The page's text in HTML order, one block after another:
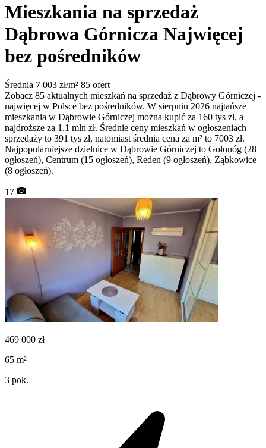
Mieszkania na sprzedaż
Dąbrowa Górnicza Najwięcej
bez pośredników
Średnia 7 003 zł/m² 85 ofert
Zobacz 85 aktualnych mieszkań na sprzedaż z Dąbrowy Górniczej -
najwięcej w Polsce bez pośredników. W sierpniu 2026 najtańsze
mieszkania w Dąbrowie Górniczej można kupić za 160 tys zł, a
najdroższe za 1.1 mln zł. Średnie ceny mieszkań w ogłoszeniach
sprzedaży to 391 tys zł, natomiast średnia cena za m² to 7003 zł.
Najpopularniejsze dzielnice w Dąbrowie Górniczej to Gołonóg (28
ogłoszeń), Centrum (15 ogłoszeń), Reden (9 ogłoszeń), Ząbkowice
(8 ogłoszeń).
17
469 000 zł
65 m²
3 pok.